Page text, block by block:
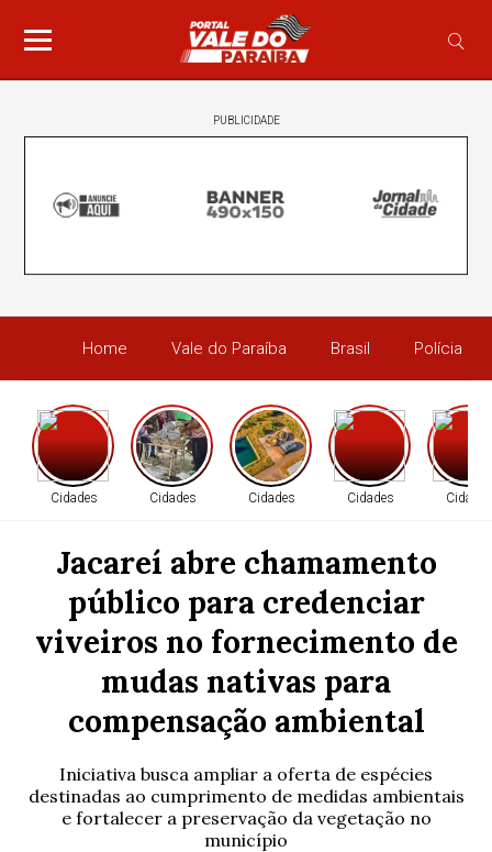
PUBLICIDADE
Home Vale do Paraíba Brasil Polícia
Cidades Cidades Cidades Cidades Cidades
Jacareí abre chamamento
público para credenciar
viveiros no fornecimento de
mudas nativas para
compensação ambiental
Iniciativa busca ampliar a oferta de espécies
destinadas ao cumprimento de medidas ambientais
e fortalecer a preservação da vegetação no
município